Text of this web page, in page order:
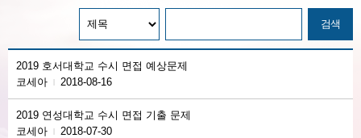
2019 호서대학교 수시 면접 예상문제
코세아
2018-08-16
2019 연성대학교 수시 면접 기출 문제
코세아
2018-07-30